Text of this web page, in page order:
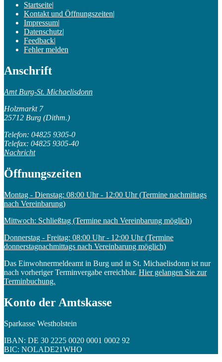
Startseite|
Kontakt und Öffnungszeiten|
Impressum|
Datenschutz|
Feedback|
Fehler melden
Anschrift
Amt Burg-St. Michaelisdonn
Holzmarkt 7
25712 Burg (Dithm.)
Telefon: 04825 9305-0
Telefax: 04825 9305-40
Nachricht
Öffnungszeiten
Montag - Dienstag: 08:00 Uhr - 12:00 Uhr (Termine nachmittags
nach Vereinbarung)
Mittwoch: Schließtag (Termine nach Vereinbarung möglich)
Donnerstag - Freitag: 08:00 Uhr - 12:00 Uhr (Termine
donnerstagnachmittags nach Vereinbarung möglich)
Das Einwohnermeldeamt in Burg und in St. Michaelisdonn ist nur
nach vorheriger Terminvergabe erreichbar. Hier gelangen Sie zur
Terminbuchung.
Konto der Amtskasse
Sparkasse Westholstein
IBAN: DE 30 2225 0020 0001 0002 92
BIC: NOLADE21WHO